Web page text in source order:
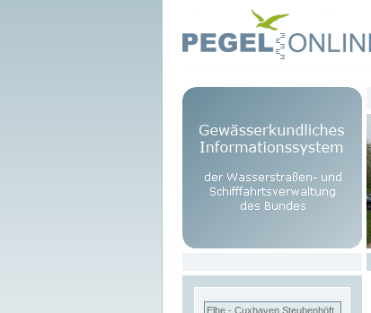
Elbe - Cuxhaven Steubenhöft